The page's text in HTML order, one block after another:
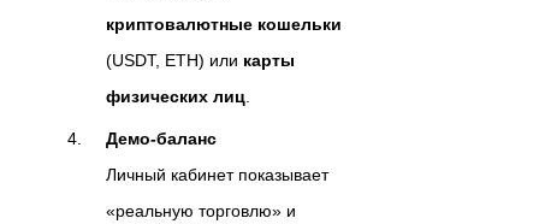
криптовалютные кошельки
(USDT, ETH) или карты
физических лиц.
Демо‑баланс
Личный кабинет показывает
«реальную торговлю» и